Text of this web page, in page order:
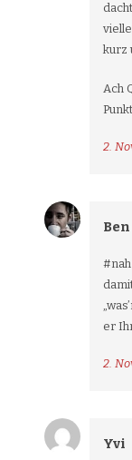
kurz
Ach
2.
Ben
er
2.
Yvi